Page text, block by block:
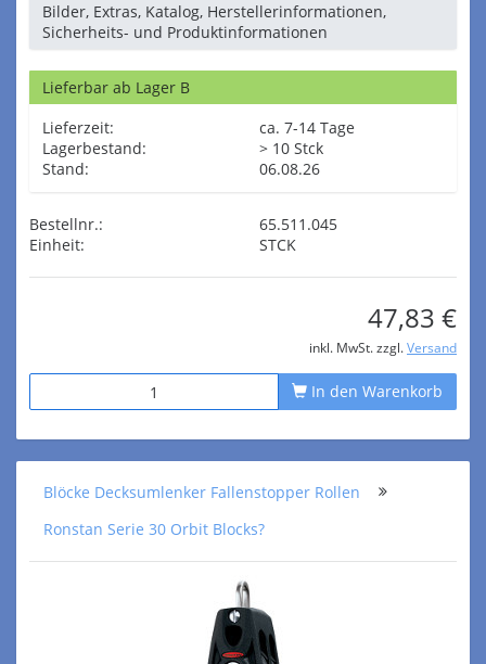
Bilder, Extras, Katalog, Herstellerinformationen,
Sicherheits- und Produktinformationen
Lieferbar ab Lager B
Lieferzeit:
ca. 7-14 Tage
Lagerbestand:
> 10 Stck
Stand:
06.08.26
Bestellnr.:
65.511.045
Einheit:
STCK
47,83 €
inkl. MwSt. zzgl. Versand
In den Warenkorb
Blöcke Decksumlenker Fallenstopper Rollen
Ronstan Serie 30 Orbit Blocks?